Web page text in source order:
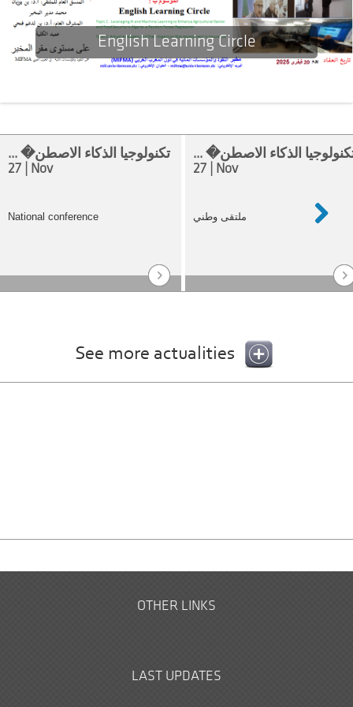
English Learning Circle
تكنولوجيا الذكاء الاصطن� ...
| 27 Nov
National conference
الذكاء الاصطن� ...
| 27 Nov
ملتقى وطني
See more actualities
OTHER LINKS
LAST UPDATES